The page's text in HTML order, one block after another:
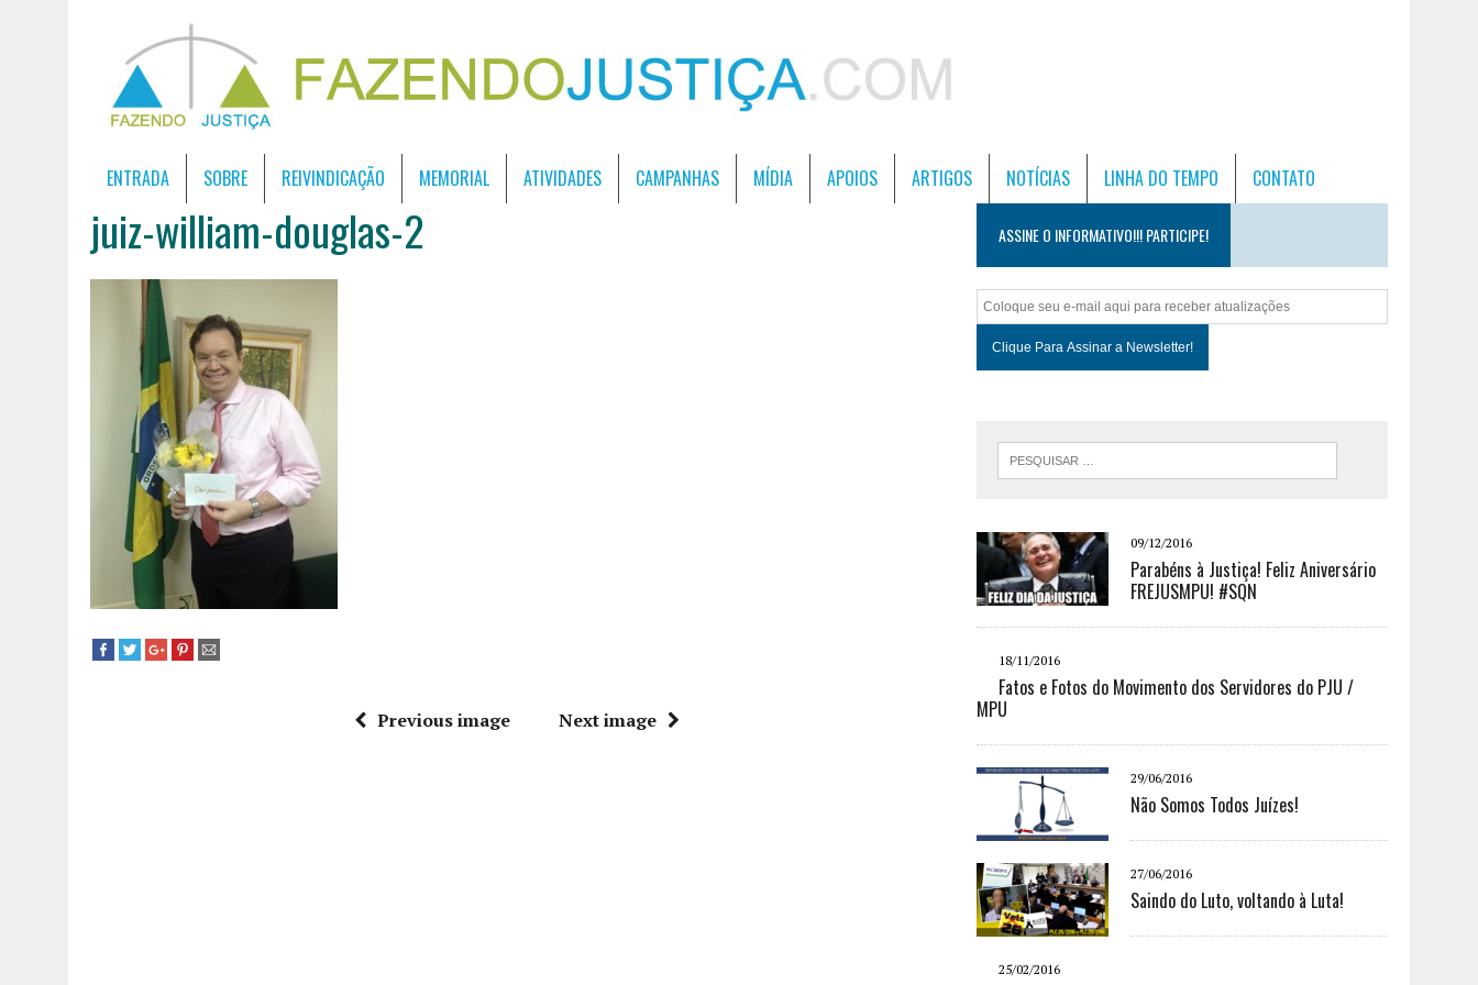
ENTRADA SOBRE REIVINDICAÇÃO MEMORIAL ATIVIDADES CAMPANHAS MÍDIA APOIOS ARTIGOS NOTÍCIAS LINHA DO TEMPO CONTATO
juiz-william-douglas-2
Previous image Next image
ASSINE O INFORMATIVO!!! PARTICIPE!
09/12/2016
Parabéns à Justiça! Feliz Aniversário
FREJUSMPU! #SQN
18/11/2016
Fatos e Fotos do Movimento dos Servidores do PJU /
MPU
29/06/2016
Não Somos Todos Juízes!
27/06/2016
Saindo do Luto, voltando à Luta!
25/02/2016